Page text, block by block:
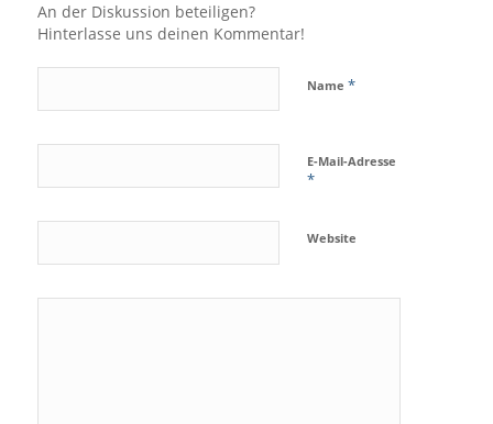
An der Diskussion beteiligen?
Hinterlasse uns deinen Kommentar!
Name *
E-Mail-Adresse
*
Website